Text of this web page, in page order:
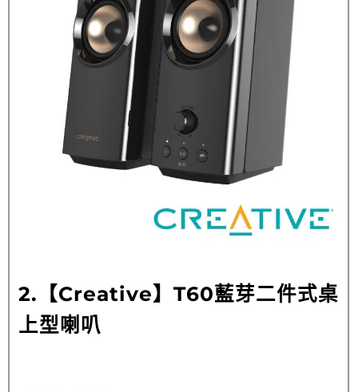
2.【Creative】T60藍芽二件式桌
上型喇叭